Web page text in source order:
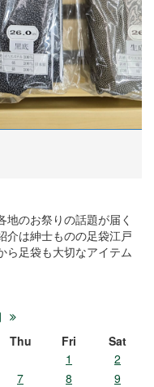
のお祭りの話題が届く
介は紳士ものの足袋江戸
ら足袋も大切なアイテム
Thu Fri
Sat
1
2
7 8
9